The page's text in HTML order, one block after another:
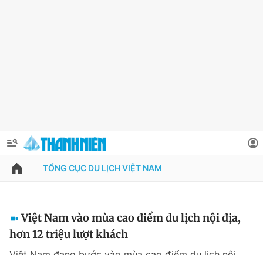
QUẢNG CÁO ĐẶT BÁO
Thông tin tài khoản
Đổi mật khẩu
TỔNG CỤC DU LỊCH VIỆT NAM
Việt Nam vào mùa cao điểm du lịch nội địa,
hơn 12 triệu lượt khách